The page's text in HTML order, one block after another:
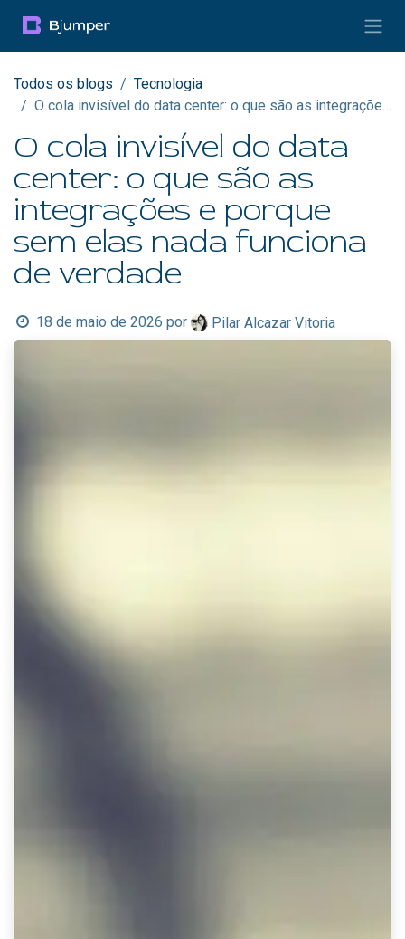
Todos os blogs
Tecnologia
O cola invisível do data center: o que são as integrações e porque sem elas nada funciona de verdade
O cola invisível do data
center: o que são as
integrações e porque
sem elas nada funciona
de verdade
18 de maio de 2026 por Pilar Alcazar Vitoria